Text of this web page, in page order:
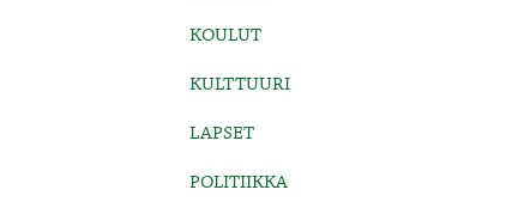
KOULUT
KULTTUURI
LAPSET
POLITIIKKA